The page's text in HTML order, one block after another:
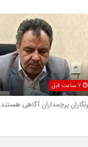
7 ساعت قبل
پرچمداران آگاهی هستند